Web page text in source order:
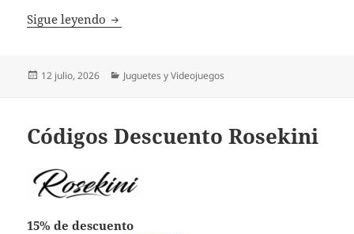
Sigue leyendo Códigos Descuento Lightailing
Publicado
12 julio, 2026 Categorías
Juguetes y Videojuegos
Códigos Descuento Rosekini
15% de descuento